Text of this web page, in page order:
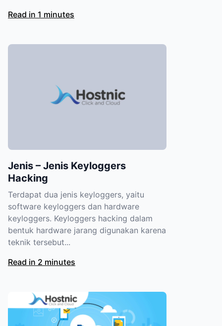
Read in 1 minutes
Jenis – Jenis Keyloggers
Hacking
Terdapat dua jenis keyloggers, yaitu
software keyloggers dan hardware
keyloggers. Keyloggers hacking dalam
bentuk hardware jarang digunakan karena
teknik tersebut...
Read in 2 minutes